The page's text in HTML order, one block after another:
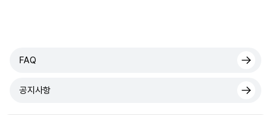
FAQ
공지사항